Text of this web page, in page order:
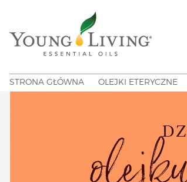
STRONA GŁÓWNA OLEJKI ETERYCZNE